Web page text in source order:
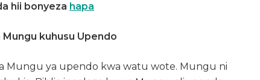
hii bonyeza hapa
kuhusu Upendo
Mungu ya upendo kwa watu wote. Mungu ni